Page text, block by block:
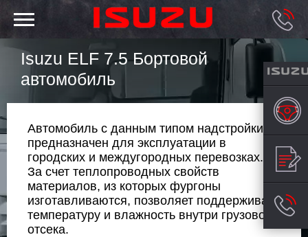
Isuzu ELF 7.5 Бортовой
автомобиль
Автомобиль с данным типом надстройки
предназначен для эксплуатации в
городских и междугородных перевозках.
За счет теплопроводных свойств
материалов, из которых фургоны
изготавливаются, позволяет поддерживать
температуру и влажность внутри грузового
отсека.